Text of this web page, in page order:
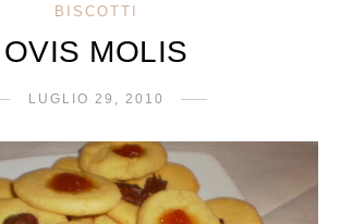
BISCOTTI
OVIS MOLIS
LUGLIO 29, 2010